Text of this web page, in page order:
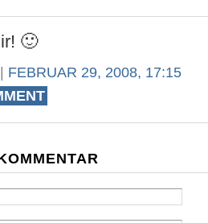
🙂
FEBRUAR 29, 2008, 17:15